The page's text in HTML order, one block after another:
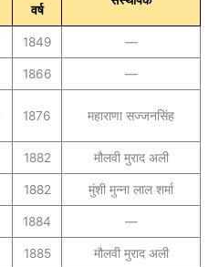
वर्ष
1849 —
1866 —
1876 महाराणा सज्जनसिंह
1882 मौलवी मुराद अली
1882 मुंशी मुन्ना लाल शर्मा
1884 —
1885 मौलवी मुराद अली